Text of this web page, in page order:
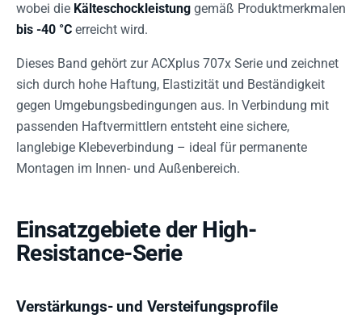
wobei die Kälteschockleistung gemäß Produktmerkmalen
bis -40 °C erreicht wird.
Dieses Band gehört zur ACXplus 707x Serie und zeichnet
sich durch hohe Haftung, Elastizität und Beständigkeit
gegen Umgebungsbedingungen aus. In Verbindung mit
passenden Haftvermittlern entsteht eine sichere,
langlebige Klebeverbindung – ideal für permanente
Montagen im Innen- und Außenbereich.
Einsatzgebiete der High-
Resistance-Serie
Verstärkungs- und Versteifungsprofile